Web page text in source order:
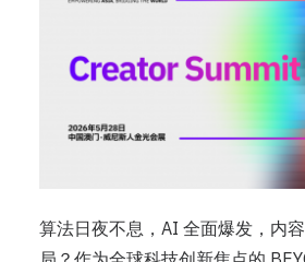
算法日夜不息，AI 全面爆发，内